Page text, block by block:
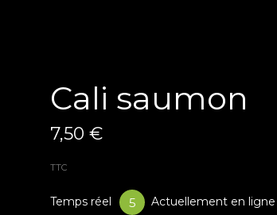
Cali saumon
7,50 €
TTC
Temps réel 12 Actuellement en ligne